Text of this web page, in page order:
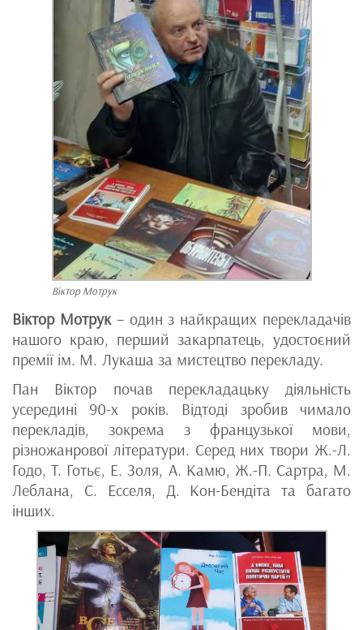
Віктор Мотрук
Віктор Мотрук– один з найкращих перекладачів
нашого краю, перший закарпатець, удостоєний
премії ім. М. Лукаша за мистецтво перекладу.
Пан Віктор почав перекладацьку діяльність
усередині 90-х років. Відтоді зробив чимало
перекладів, зокрема з французької мови,
різножанрової літератури. Серед них твори Ж.-Л.
Годо, Т. Готьє, Е. Золя, А. Камю, Ж.-П. Сартра, М.
Леблана, С. Есселя, Д. Кон-Бендіта та багато
інших.